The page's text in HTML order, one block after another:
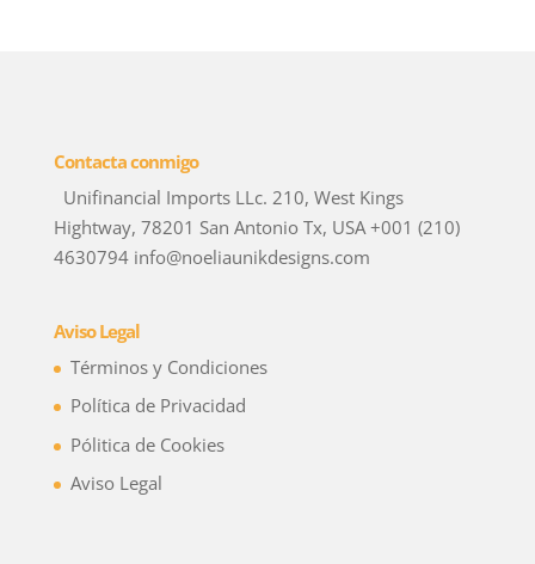
Contacta conmigo
Unifinancial Imports LLc. 210, West Kings
Hightway, 78201 San Antonio Tx, USA +001 (210)
4630794 info@noeliaunikdesigns.com
Aviso Legal
Términos y Condiciones
Política de Privacidad
Pólitica de Cookies
Aviso Legal